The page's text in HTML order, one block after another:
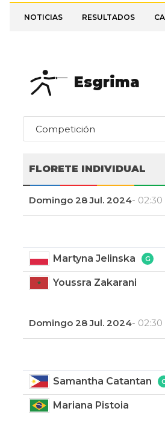
NOTICIAS RESULTADOS
Esgrima
Competición
FLORETE INDIVIDUAL
Domingo 28 Jul. 2024- 02:30
Martyna Jelinska
Youssra Zakarani
Domingo 28 Jul. 2024- 02:30
Samantha Catantan
Mariana Pistoia